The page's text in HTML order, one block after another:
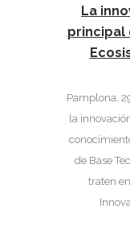
La
principal
Pamplona,
la
de Base
traten